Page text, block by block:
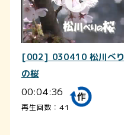
[002] 030410 松川べり
の桜
00:04:36
再生回数：41